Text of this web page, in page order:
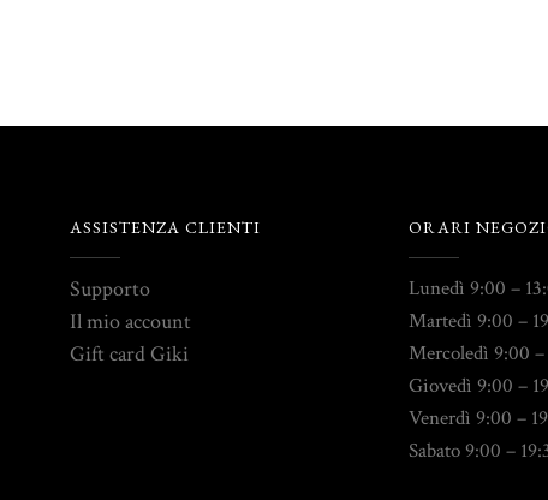
ASSISTENZA CLIENTI
Supporto
Il mio account
Gift card Giki
ORARI
Lunedì 9:00 –
Martedì 9:00 –
Mercoledì 9:00 –
Giovedì 9:00 –
Venerdì 9:00 –
Sabato 9:00 –